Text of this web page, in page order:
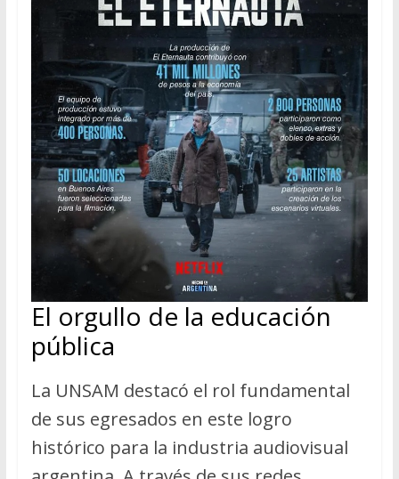
El orgullo de la educación
pública
La UNSAM destacó el rol fundamental
de sus egresados en este logro
histórico para la industria audiovisual